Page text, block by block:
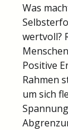
Was
wertvoll?
Positive
Rahmen
um sich